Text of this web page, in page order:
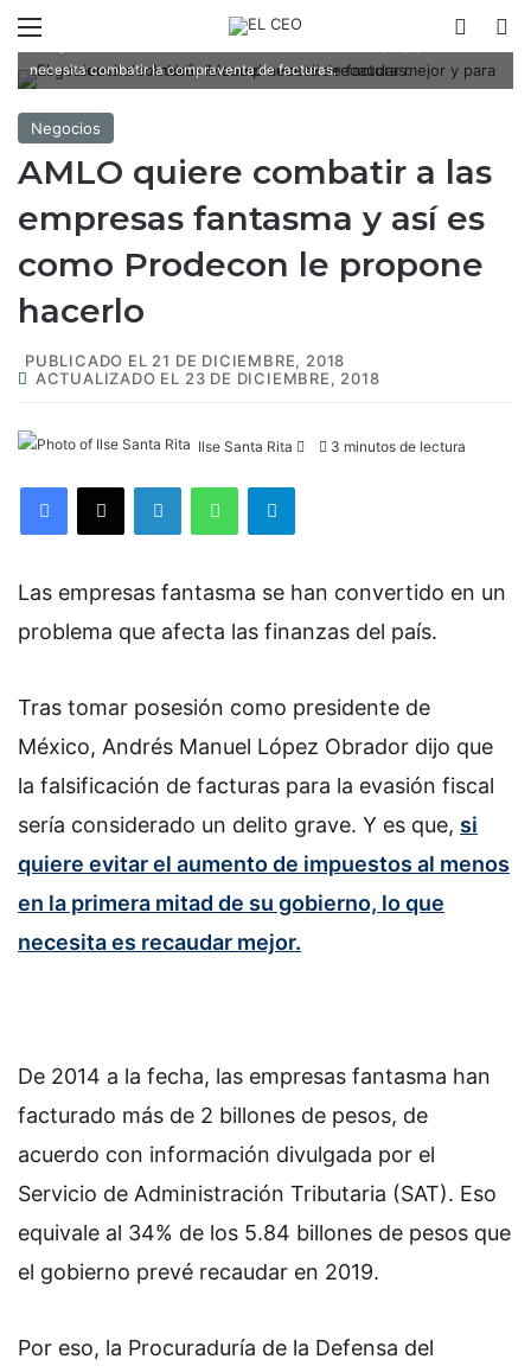
necesita combatir la compraventa de facturas.
Negocios
AMLO quiere combatir a las
empresas fantasma y así es
como Prodecon le propone
hacerlo
PUBLICADO EL 21 DE DICIEMBRE, 2018
ACTUALIZADO EL 23 DE DICIEMBRE, 2018
Ilse Santa Rita
w
3 minutos de lectura
Las empresas fantasma se han convertido en un
problema que afecta las finanzas del país.
Tras tomar posesión como presidente de
México, Andrés Manuel López Obrador dijo que
la falsificación de facturas para la evasión fiscal
sería considerado un delito grave. Y es que, si
quiere evitar el aumento de impuestos al menos
en la primera mitad de su gobierno, lo que
necesita es recaudar mejor.
De 2014 a la fecha, las empresas fantasma han
facturado más de 2 billones de pesos, de
acuerdo con información divulgada por el
Servicio de Administración Tributaria (SAT). Eso
equivale al 34% de los 5.84 billones de pesos que
el gobierno prevé recaudar en 2019.
Por eso, la Procuraduría de la Defensa del